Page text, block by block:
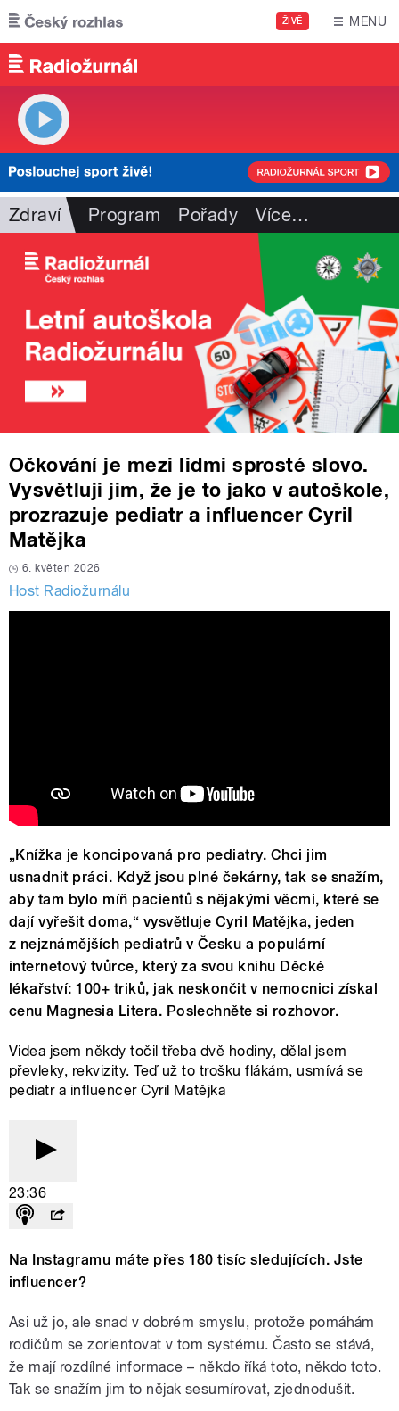
Přejít k hlavnímu obsahu
ŽIVĚ MENU
Zdraví Program Pořady Více…
Očkování je mezi lidmi sprosté slovo.
Vysvětluji jim, že je to jako v autoškole,
prozrazuje pediatr a influencer Cyril
Matějka
6. květen 2026
Host Radiožurnálu
„Knížka je koncipovaná pro pediatry. Chci jim
usnadnit práci. Když jsou plné čekárny, tak se snažím,
aby tam bylo míň pacientů s nějakými věcmi, které se
dají vyřešit doma,“ vysvětluje Cyril Matějka, jeden
z nejznámějších pediatrů v Česku a populární
internetový tvůrce, který za svou knihu Děcké
lékařství: 100+ triků, jak neskončit v nemocnici získal
cenu Magnesia Litera. Poslechněte si rozhovor.
Videa jsem někdy točil třeba dvě hodiny, dělal jsem
převleky, rekvizity. Teď už to trošku flákám, usmívá se
pediatr a influencer Cyril Matějka
23:36
Na Instagramu máte přes 180 tisíc sledujících. Jste
influencer?
Asi už jo, ale snad v dobrém smyslu, protože pomáhám
rodičům se zorientovat v tom systému. Často se stává,
že mají rozdílné informace – někdo říká toto, někdo toto.
Tak se snažím jim to nějak sesumírovat, zjednodušit.